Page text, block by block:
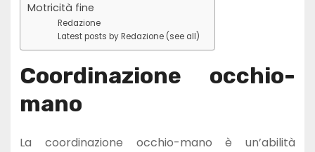
Motricità fine
Redazione
Latest posts by Redazione (see all)
Coordinazione occhio-
mano
La coordinazione occhio-mano è un’abilità